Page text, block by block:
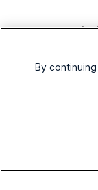
Configurați o
Dacă rezumatul
sugerând ora,
Utilizatorii pot
programeze
By